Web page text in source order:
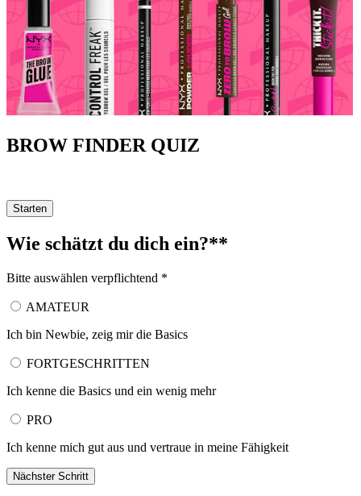
BROW FINDER QUIZ
Starten
Wie schätzt du dich ein?**
Bitte auswählen verpflichtend *
AMATEUR
Ich bin Newbie, zeig mir die Basics
FORTGESCHRITTEN
Ich kenne die Basics und ein wenig mehr
PRO
Ich kenne mich gut aus und vertraue in meine Fähigkeit
Nächster Schritt